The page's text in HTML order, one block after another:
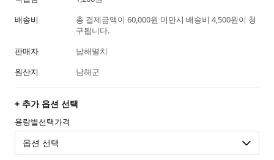
배송비
총 결제금액이 60,000원 미만시 배송비 4,500원이 청
구됩니다.
판매자
남해멸치
원산지
남해군
+ 추가 옵션 선택
용량별선택가격